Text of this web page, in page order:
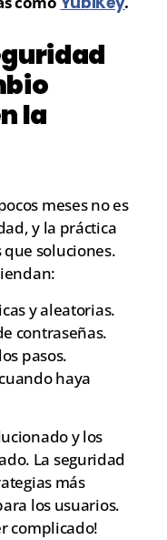
la
meses no es
y la práctica
soluciones.
y aleatorias.
contraseñas.
pasos.
haya
y los
La seguridad
más
los usuarios.
complicado!